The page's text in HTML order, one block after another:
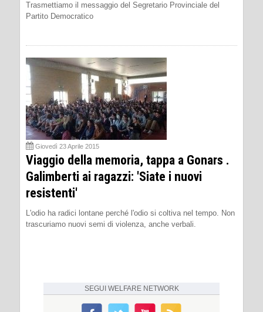
Trasmettiamo il messaggio del Segretario Provinciale del
Partito Democratico
Giovedì 23 Aprile 2015
Viaggio della memoria, tappa a Gonars .
Galimberti ai ragazzi: 'Siate i nuovi
resistenti'
L'odio ha radici lontane perché l'odio si coltiva nel tempo. Non
trascuriamo nuovi semi di violenza, anche verbali.
SEGUI WELFARE NETWORK